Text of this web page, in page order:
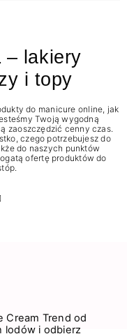
– lakiery
i topy
do manicure online, jak
Twoją wygodną
zaoszczędzić cenny czas.
czego potrzebujesz do
do naszych punktów
ofertę produktów do